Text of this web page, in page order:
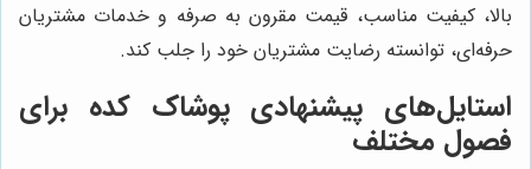
بالا، کیفیت مناسب، قیمت مقرون به صرفه و خدمات مشتریان
حرفه‌ای، توانسته رضایت مشتریان خود را جلب کند.
استایل‌های پیشنهادیپوشاک کده برای
فصول مختلف